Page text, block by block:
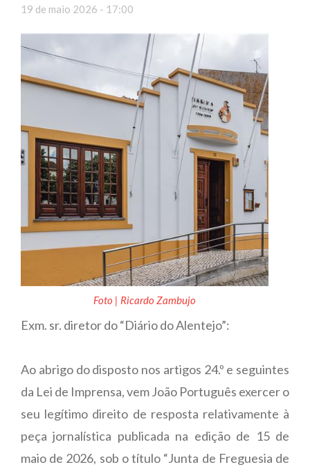
19 de maio 2026 - 17:00
Foto | Ricardo Zambujo
Exm. sr. diretor do “Diário do Alentejo”:
Ao abrigo do disposto nos artigos 24.º e seguintes
da Lei de Imprensa, vem João Português exercer o
seu legítimo direito de resposta relativamente à
peça jornalística publicada na edição de 15 de
maio de 2026, sob o título “Junta de Freguesia de